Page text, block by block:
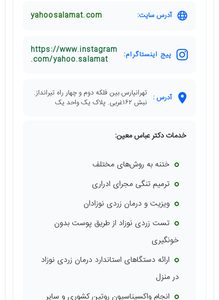
آدرس سایت: yahoosalamat.com
پیج اینستاگرام:
https://www.instagram
.com/yahoo.salamat
آدرس : تهرانپارس.بین فلکه دوم و چهار راه تیرانداز.
نبش ۱۶۲غربی. پلاک یک واحد یک
خدمات دکتر عباس معین:
ختنه به روش‌های مختلف
ترمیم تنگی مجرای ادراری
ویزیت و درمان زردی نوزادان
تست زردی نوزاد از طریق پوست بدون
خونگیری
ارائه دستگاهای استاندارد درمان زردی نوزاد
در منزل
انجام واکسیناسیون روتین کشوری و سایر